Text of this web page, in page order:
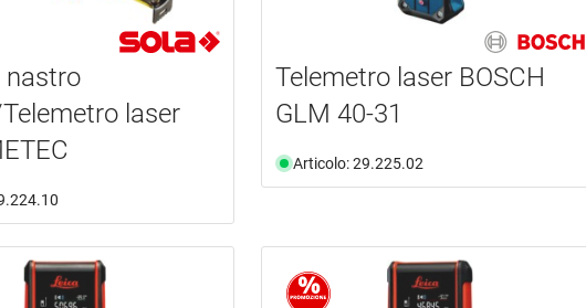
nastro
laser
Telemetro laser BOSCH
GLM 40-31
Articolo: 29.225.02